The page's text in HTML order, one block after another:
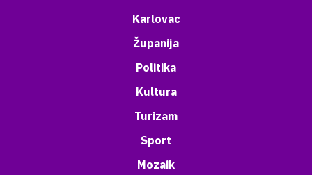
Karlovac
Županija
Politika
Kultura
Turizam
Sport
Mozaik